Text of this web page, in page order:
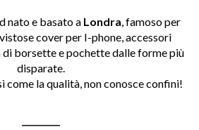
nato e basato a Londra, famoso per
cover per I-phone, accessori
di borsette e pochette dalle forme più
disparate.
come la qualità, non conosce confini!